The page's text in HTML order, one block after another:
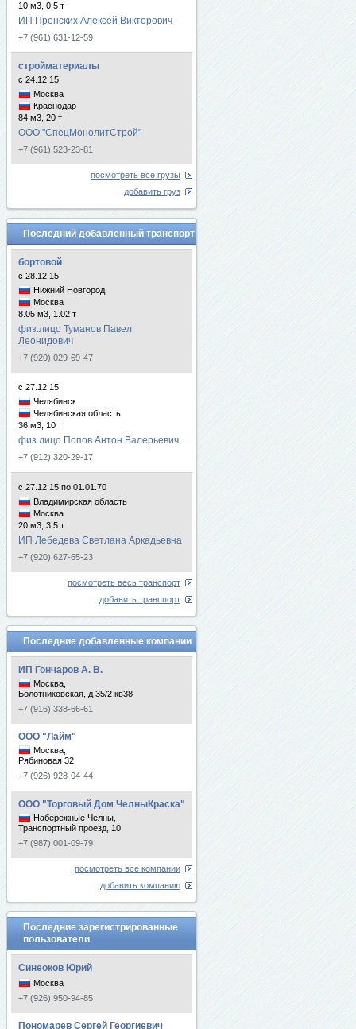
10 м3, 0,5 т
ИП Пронских Алексей Викторович
+7 (961) 631-12-59
стройматериалы
с 24.12.15
Москва
Краснодар
84 м3, 20 т
ООО "СпецМонолитСтрой"
+7 (961) 523-23-81
посмотреть все грузы
добавить груз
Последний добавленный транспорт
бортовой
с 28.12.15
Нижний Новгород
Москва
8.05 м3, 1.02 т
физ.лицо Туманов Павел
Леонидович
+7 (920) 029-69-47
с 27.12.15
Челябинск
Челябинская область
36 м3, 10 т
физ.лицо Попов Антон Валерьевич
+7 (912) 320-29-17
с 27.12.15 по 01.01.70
Владимирская область
Москва
20 м3, 3.5 т
ИП Лебедева Светлана Аркадьевна
+7 (920) 627-65-23
посмотреть весь транспорт
добавить транспорт
Последние добавленные компании
ИП Гончаров А. В.
Москва,
Болотниковская, д 35/2 кв38
+7 (916) 338-66-61
ООО "Лайм"
Москва,
Рябиновая 32
+7 (926) 928-04-44
ООО "Торговый Дом ЧелныКраска"
Набережные Челны,
Транспортный проезд, 10
+7 (987) 001-09-79
посмотреть все компании
добавить компанию
Последние зарегистрированные
пользователи
Синеоков Юрий
Москва
+7 (926) 950-94-85
Пономарев Сергей Георгиевич